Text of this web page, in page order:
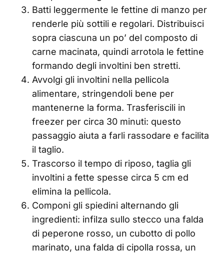
Batti leggermente le fettine di manzo per
renderle più sottili e regolari. Distribuisci
sopra ciascuna un po’ del composto di
carne macinata, quindi arrotola le fettine
formando degli involtini ben stretti.
Avvolgi gli involtini nella pellicola
alimentare, stringendoli bene per
mantenerne la forma. Trasferiscili in
freezer per circa 30 minuti: questo
passaggio aiuta a farli rassodare e facilita
il taglio.
Trascorso il tempo di riposo, taglia gli
involtini a fette spesse circa 5 cm ed
elimina la pellicola.
Componi gli spiedini alternando gli
ingredienti: infilza sullo stecco una falda
di peperone rosso, un cubotto di pollo
marinato, una falda di cipolla rossa, un